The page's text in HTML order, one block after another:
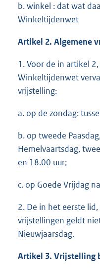
b. winkel : dat wat
Winkeltijdenwet
Artikel 2. Algemene
1. Voor de in artikel
Winkeltijdenwet
vrijstelling:
a. op de zondag:
b. op tweede
Hemelvaartsdag,
en 18.00 uur;
c. op Goede Vrijdag
2. De in het eerste
vrijstellingen geldt
Nieuwjaarsdag.
Artikel 3. Vrijstelling